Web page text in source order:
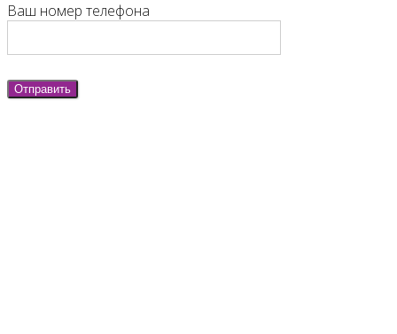
Ваш номер телефона
Отправить